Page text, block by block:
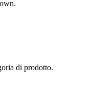
di prodotto.